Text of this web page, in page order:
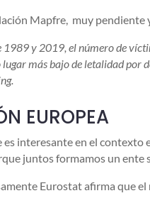
Mapfre, muy pendiente
1989 y 2019, el número de
lugar más bajo de letalidad por
EUROPEA
es interesante en el
juntos formamos un ente
Eurostat afirma que